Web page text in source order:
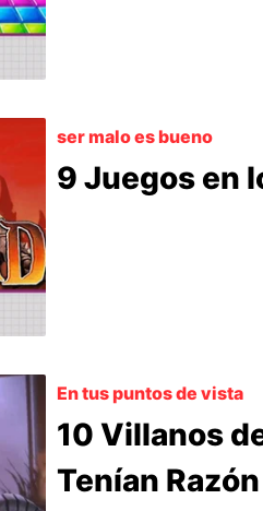
ser malo es bueno
9 Juegos en
En tus puntos de vista
10 Villanos
Tenían Razón